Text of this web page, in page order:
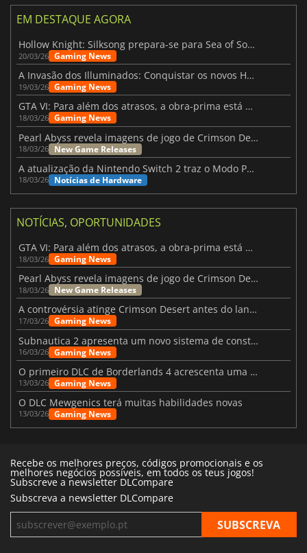
EM DESTAQUE AGORA
Hollow Knight: Silksong prepara-se para Sea of Sorrow com um patch
20/03/26 Gaming News
A Invasão dos Illuminados: Conquistar os novos Helldivers 2 Atualização!
19/03/26 Gaming News
GTA VI: Para além dos atrasos, a obra-prima está quase a chegar
18/03/26 Gaming News
Pearl Abyss revela imagens de jogo de Crimson Desert para a PS5
18/03/26 New Game Releases
A atualização da Nintendo Switch 2 traz o Modo Portátil aos jogos mais antigos da Switch
18/03/26 Notícias de Hardware
NOTÍCIAS, OPORTUNIDADES
GTA VI: Para além dos atrasos, a obra-prima está quase a chegar
18/03/26 Gaming News
Pearl Abyss revela imagens de jogo de Crimson Desert para a PS5
18/03/26 New Game Releases
A controvérsia atinge Crimson Desert antes do lançamento
17/03/26 Gaming News
Subnautica 2 apresenta um novo sistema de construção de bases
16/03/26 Gaming News
O primeiro DLC de Borderlands 4 acrescenta uma nova personagem e muito mais
13/03/26 Gaming News
O DLC Mewgenics terá muitas habilidades novas
13/03/26 Gaming News
Recebe os melhores preços, códigos promocionais e os
melhores negócios possíveis, em todos os teus jogos!
Subscreve a newsletter DLCompare
Subscreva a newsletter DLCompare